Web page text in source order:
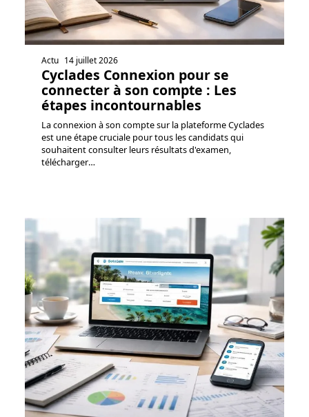
Actu 14 juillet 2026
Cyclades Connexion pour se
connecter à son compte : Les
étapes incontournables
La connexion à son compte sur la plateforme Cyclades
est une étape cruciale pour tous les candidats qui
souhaitent consulter leurs résultats d'examen,
télécharger…